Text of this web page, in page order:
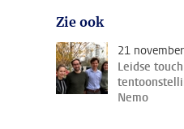
Zie ook
21
Leidse
Nemo